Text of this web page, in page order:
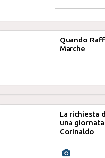
Quando
Marche
La richiesta
una
Corinaldo